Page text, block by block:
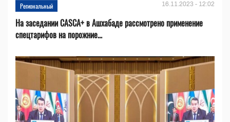
Региональный 16.11.2023 - 12:02
На заседании CASCA+ в Ашхабаде рассмотрено применение
спецтарифов на порожние...